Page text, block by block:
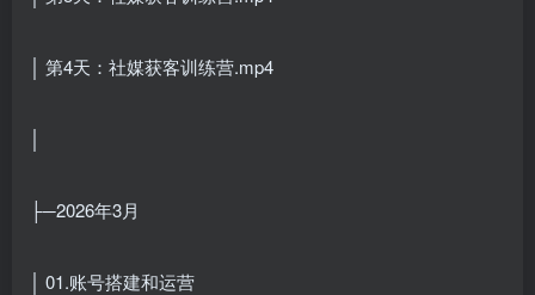
│ 第4天：社媒获客训练营.mp4
├─2026年3月
│ 01.账号搭建和运营